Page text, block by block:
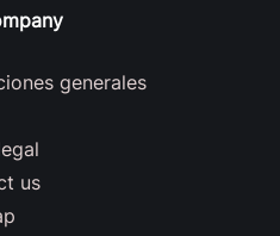
generales
us